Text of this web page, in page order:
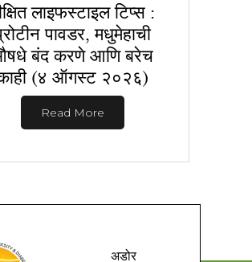
लाइफस्टाइल टिप्स :
पावडर, मधुमेहाची
बंद करणे आणि बरेच
(४ ऑगस्ट २०२६)
Read More
अडोर